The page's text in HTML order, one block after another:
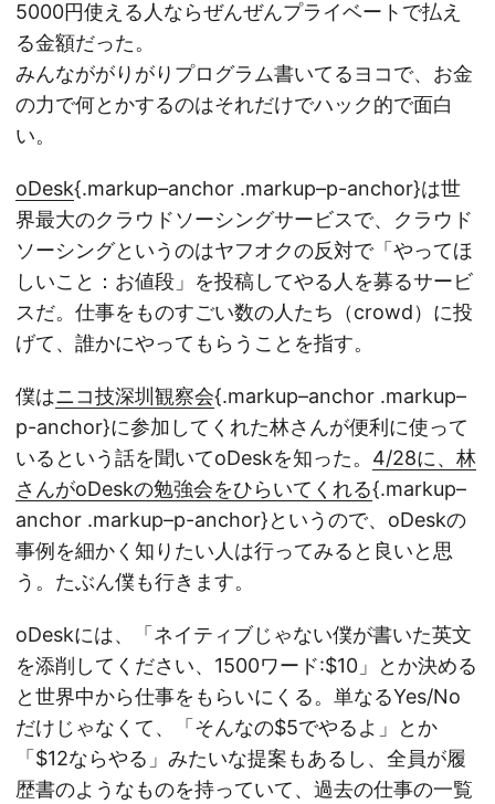
5000円使える人ならぜんぜんプライベートで払え
る金額だった。
みんなががりがりプログラム書いてるヨコで、お金
の力で何とかするのはそれだけでハック的で面白
い。
oDesk{.markup–anchor .markup–p-anchor}は世
界最大のクラウドソーシングサービスで、クラウド
ソーシングというのはヤフオクの反対で「やってほ
しいこと：お値段」を投稿してやる人を募るサービ
スだ。仕事をものすごい数の人たち（crowd）に投
げて、誰かにやってもらうことを指す。
僕はニコ技深圳観察会{.markup–anchor .markup–
p-anchor}に参加してくれた林さんが便利に使って
いるという話を聞いてoDeskを知った。 4/28に、林
さんがoDeskの勉強会をひらいてくれる{.markup–
anchor .markup–p-anchor}というので、oDeskの
事例を細かく知りたい人は行ってみると良いと思
う。たぶん僕も行きます。
oDeskには、「ネイティブじゃない僕が書いた英文
を添削してください、1500ワード:$10」とか決める
と世界中から仕事をもらいにくる。単なるYes/No
だけじゃなくて、「そんなの$5でやるよ」とか
「$12ならやる」みたいな提案もあるし、全員が履
歴書のようなものを持っていて、過去の仕事の一覧